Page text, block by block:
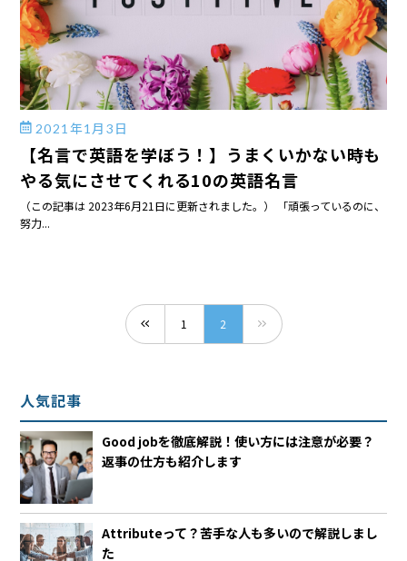
2021年1月3日
【名言で英語を学ぼう！】うまくいかない時も
やる気にさせてくれる10の英語名言
（この記事は 2023年6月21日に更新されました。） 「頑張っているのに、
努力...
1 2
人気記事
Good jobを徹底解説！使い方には注意が必要？
返事の仕方も紹介します
Attributeって？苦手な人も多いので解説しまし
た